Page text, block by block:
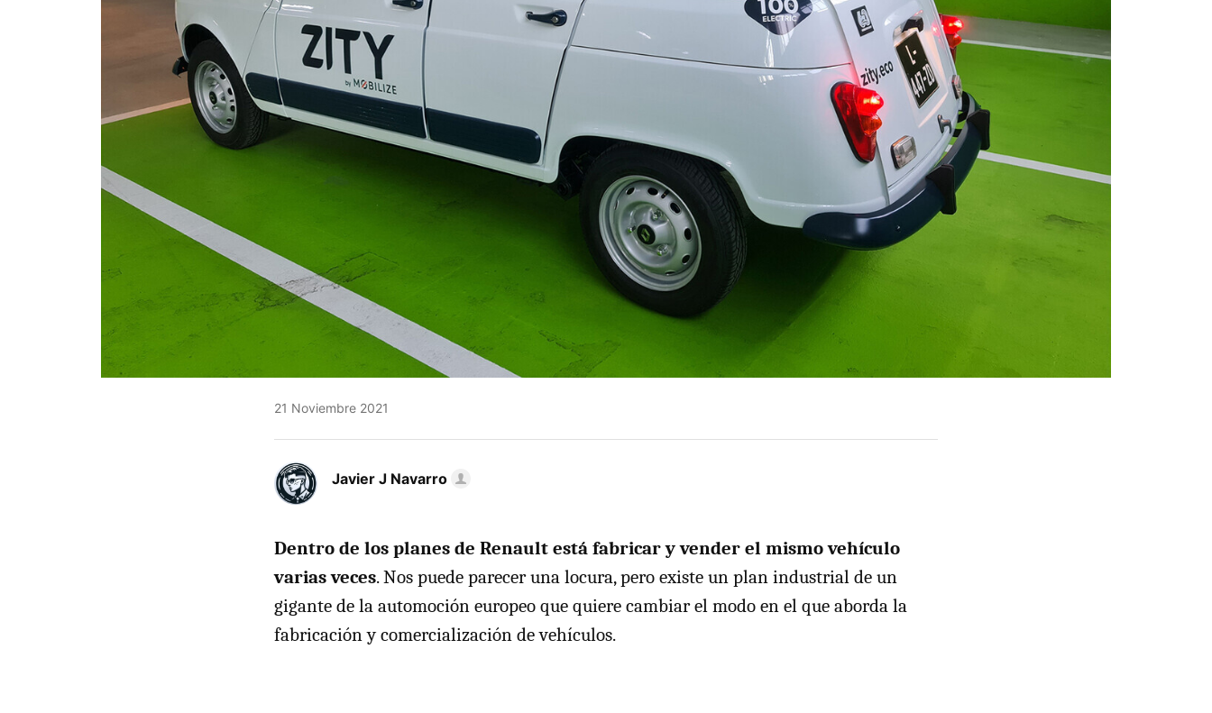
21 Noviembre 2021
Javier J Navarro
Dentro de los planes de Renault está fabricar y vender el mismo vehículo
varias veces. Nos puede parecer una locura, pero existe un plan industrial de un
gigante de la automoción europeo que quiere cambiar el modo en el que aborda la
fabricación y comercialización de vehículos.